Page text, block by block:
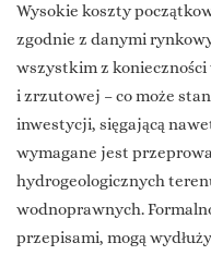
Wysokie koszty
zgodnie z danymi
wszystkim z
i zrzutowej – co może
inwestycji, sięgającą
wymagane jest
hydrogeologicznych
wodnoprawnych.
przepisami, mogą